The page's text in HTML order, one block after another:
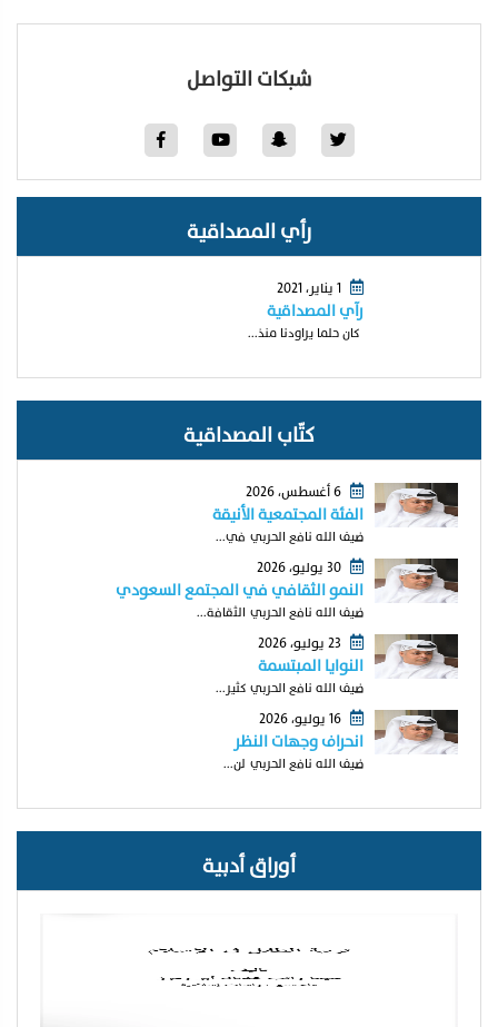
شبكات التواصل
رأي المصداقية
1 يناير، 2021
رآي المصداقية
كان حلما يراودنا منذ...
كتّاب المصداقية
6 أغسطس، 2026
الفئة المجتمعية الأنيقة
ضيف الله نافع الحربي في...
30 يوليو، 2026
النمو الثقافي في المجتمع السعودي
ضيف الله نافع الحربي الثقافة...
النوايا المبتسمة
ضيف الله نافع الحربي كثير...
16 يوليو، 2026
انحراف وجهات النظر
ضيف الله نافع الحربي لن...
أوراق أدبية